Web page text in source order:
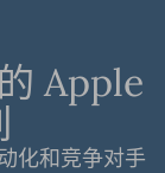
Apple
化和竞争对手